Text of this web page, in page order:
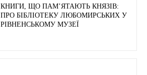
КНИГИ, ЩО ПАМ’ЯТАЮТЬ КНЯЗІВ:
ПРО БІБЛІОТЕКУ ЛЮБОМИРСЬКИХ У
РІВНЕНСЬКОМУ МУЗЕЇ